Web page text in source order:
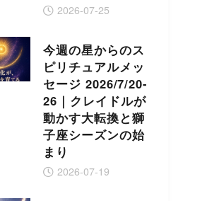
2026-07-25
今週の星からのス
ピリチュアルメッ
セージ 2026/7/20-
26｜クレイドルが
動かす大転換と獅
子座シーズンの始
まり
2026-07-19